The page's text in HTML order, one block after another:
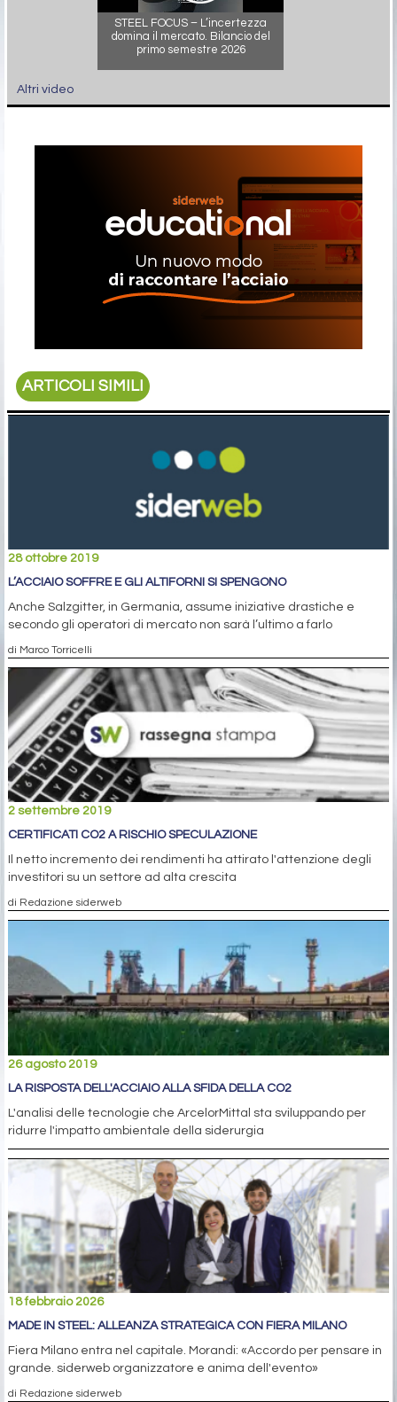
STEEL FOCUS – L’incertezza
domina il mercato. Bilancio del
primo semestre 2026
Altri video
ARTICOLI SIMILI
28 ottobre 2019
L’ACCIAIO SOFFRE E GLI ALTIFORNI SI SPENGONO
Anche Salzgitter, in Germania, assume iniziative drastiche e
secondo gli operatori di mercato non sarà l’ultimo a farlo
di Marco Torricelli
2 settembre 2019
CERTIFICATI CO2 A RISCHIO SPECULAZIONE
Il netto incremento dei rendimenti ha attirato l'attenzione degli
investitori su un settore ad alta crescita
di Redazione siderweb
26 agosto 2019
LA RISPOSTA DELL'ACCIAIO ALLA SFIDA DELLA CO2
L'analisi delle tecnologie che ArcelorMittal sta sviluppando per
ridurre l'impatto ambientale della siderurgia
18 febbraio 2026
MADE IN STEEL: ALLEANZA STRATEGICA CON FIERA MILANO
Fiera Milano entra nel capitale. Morandi: «Accordo per pensare in
grande. siderweb organizzatore e anima dell'evento»
di Redazione siderweb